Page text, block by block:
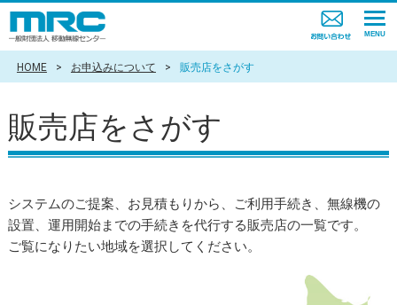
HOME > お申込みについて > 販売店をさがす
販売店をさがす
システムのご提案、お見積もりから、ご利用手続き、無線機の
設置、運用開始までの手続きを代行する販売店の一覧です。
ご覧になりたい地域を選択してください。